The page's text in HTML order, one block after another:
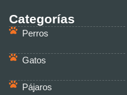
Categorías
Perros
Gatos
Pájaros